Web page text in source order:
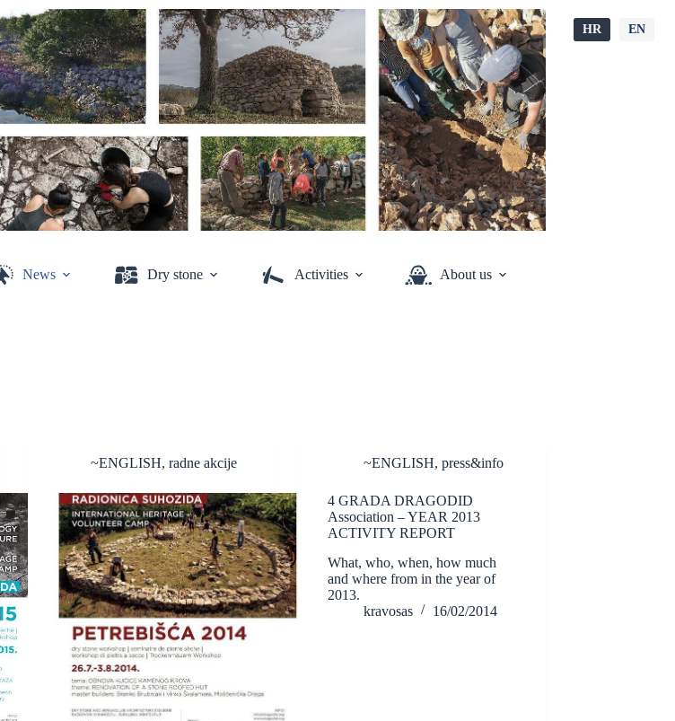
HR EN
News Dry stone Activities About us
~ENGLISH, radne akcije ~ENGLISH, press&info
4 GRADA DRAGODID
Association – YEAR 2013
ACTIVITY REPORT
What, who, when, how much
and where from in the year of
2013.
kravosas
16/02/2014